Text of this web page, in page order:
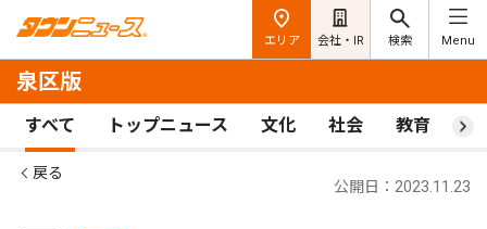
エリア 会社・IR 検索 Menu
泉区版
すべて トップニュース 文化 社会 教育 ス
戻る
公開日：2023.11.23